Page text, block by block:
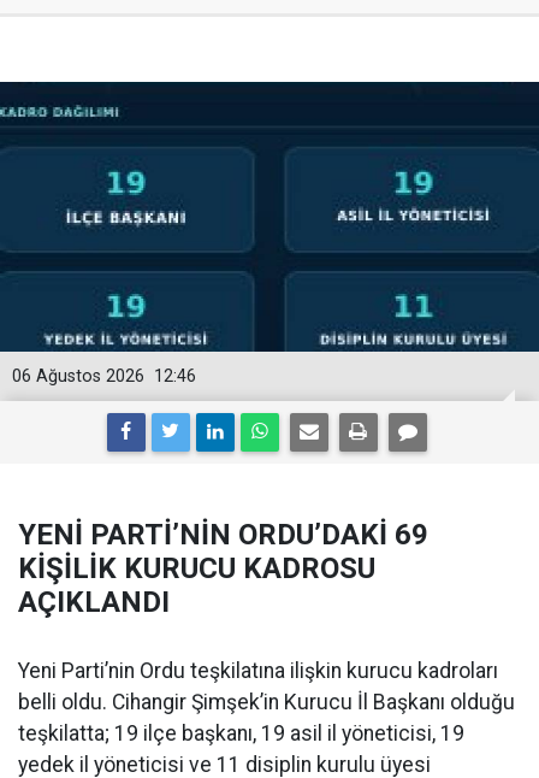
12:46
06 Ağustos 2026
YENİ PARTİ’NİN ORDU’DAKİ 69
KİŞİLİK KURUCU KADROSU
AÇIKLANDI
Yeni Parti’nin Ordu teşkilatına ilişkin kurucu kadroları
belli oldu. Cihangir Şimşek’in Kurucu İl Başkanı olduğu
teşkilatta; 19 ilçe başkanı, 19 asil il yöneticisi, 19
yedek il yöneticisi ve 11 disiplin kurulu üyesi